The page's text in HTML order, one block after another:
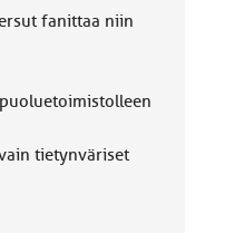
fanittaa niin
tietynväriset